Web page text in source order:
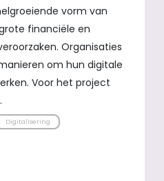
vorm van
financiële en
Organisaties
om hun digitale
Voor het project
Digitalisering